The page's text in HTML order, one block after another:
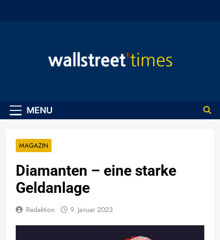
MENU
MAGAZIN
Diamanten – eine starke
Geldanlage
Redaktion 9. Januar 2023